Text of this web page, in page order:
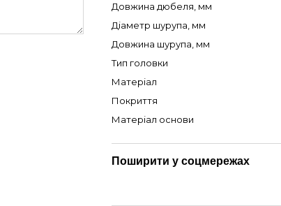
Довжина дюбеля, мм
Діаметр шурупа, мм
Довжина шурупа, мм
Тип головки
Матеріал
Покриття
Матеріал основи
Поширити у соцмережах